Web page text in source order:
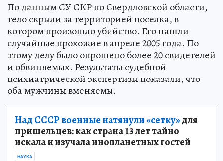
По данным СУ СКР по Свердловской области,
тело скрыли за территорией поселка, в
котором произошло убийство. Его нашли
случайные прохожие в апреле 2005 года. По
этому делу было опрошено более 20 свидетелей
и обвиняемых. Результаты судебной
психиатрической экспертизы показали, что
оба мужчины вменяемы.
Над СССР военные натянули «сетку»для
пришельцев: как страна 13 лет тайно
искала и изучала инопланетных гостей
НАУКА